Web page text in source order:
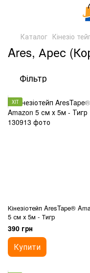
Каталог Кінезіо
Ares, Арес
Фільтр
ХІТ
Кінезіотейп AresTape®
5 см х 5м - Тигр
390 грн
Купити